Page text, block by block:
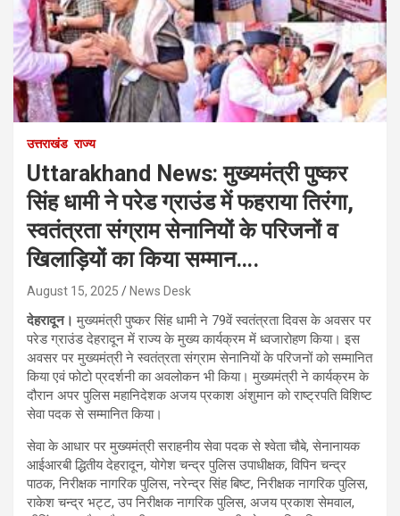
उत्तराखंड राज्य
Uttarakhand News: मुख्यमंत्री पुष्कर
सिंह धामी ने परेड ग्राउंड में फहराया तिरंगा,
स्वतंत्रता संग्राम सेनानियों के परिजनों व
खिलाड़ियों का किया सम्मान….
August 15, 2025 News Desk
देहरादून।मुख्यमंत्री पुष्कर सिंह धामी ने 79वें स्वतंत्रता दिवस के अवसर पर
परेड ग्राउंड देहरादून में राज्य के मुख्य कार्यक्रम में ध्वजारोहण किया। इस
अवसर पर मुख्यमंत्री ने स्वतंत्रता संग्राम सेनानियों के परिजनों को सम्मानित
किया एवं फोटो प्रदर्शनी का अवलोकन भी किया। मुख्यमंत्री ने कार्यक्रम के
दौरान अपर पुलिस महानिदेशक अजय प्रकाश अंशुमान को राष्ट्रपति विशिष्ट
सेवा पदक से सम्मानित किया।
सेवा के आधार पर मुख्यमंत्री सराहनीय सेवा पदक से श्वेता चौबे, सेनानायक
आईआरबी द्धितीय देहरादून, योगेश चन्द्र पुलिस उपाधीक्षक, विपिन चन्द्र
पाठक, निरीक्षक नागरिक पुलिस, नरेन्द्र सिंह बिष्ट, निरीक्षक नागरिक पुलिस,
राकेश चन्द्र भट्ट, उप निरीक्षक नागरिक पुलिस, अजय प्रकाश सेमवाल,